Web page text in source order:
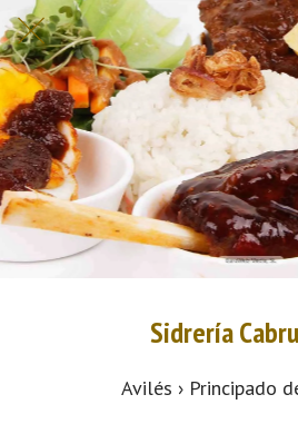
Sidrería
Avilés › Principado